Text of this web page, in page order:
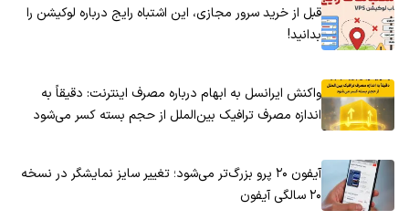
قبل از خرید سرور مجازی، این اشتباه رایج درباره لوکیشن را
بدانید!
واکنش ایرانسل به ابهام درباره مصرف اینترنت: دقیقاً به
اندازه مصرف ترافیک بین‌الملل از حجم بسته کسر می‌شود
آیفون ۲۰ پرو بزرگ‌تر می‌شود؛ تغییر سایز نمایشگر در نسخه
۲۰ سالگی آیفون